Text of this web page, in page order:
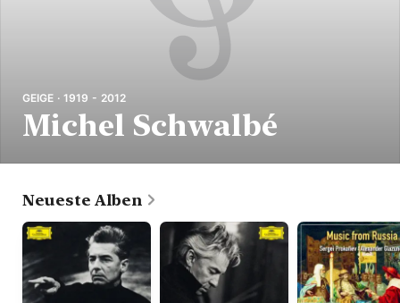
GEIGE · 1919 - 2012
Michel Schwalbé
Neueste Alben